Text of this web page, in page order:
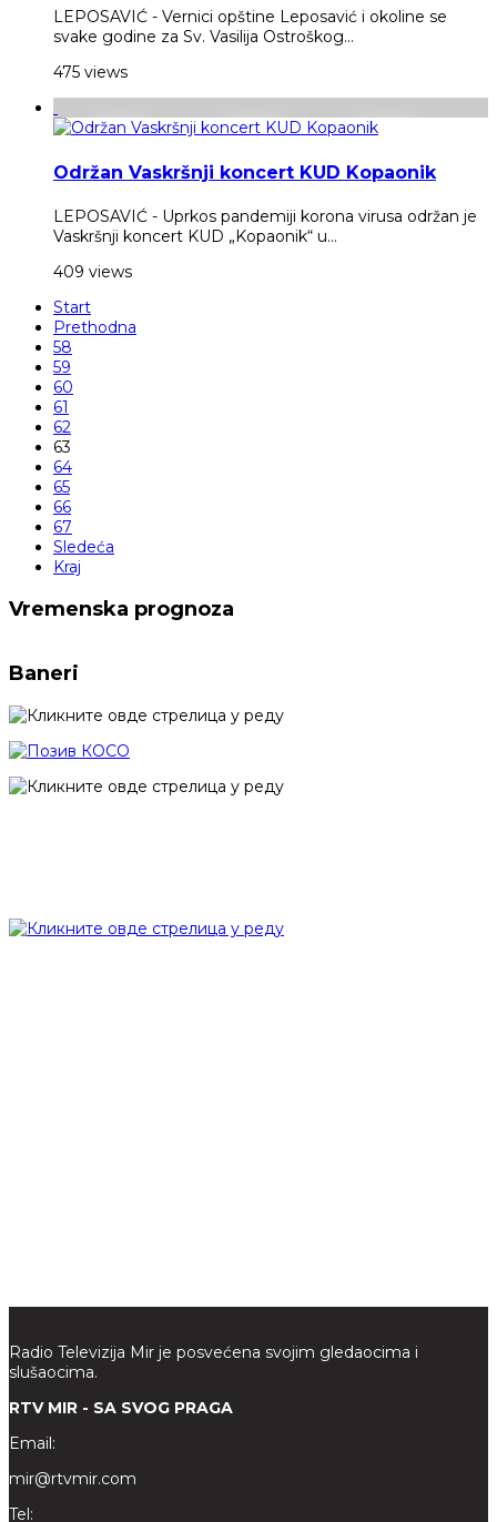
LEPOSAVIĆ - Vernici opštine Leposavić i okoline se
svake godine za Sv. Vasilija Ostroškog...
475 views
Održan Vaskršnji koncert KUD Kopaonik
LEPOSAVIĆ - Uprkos pandemiji korona virusa održan je
Vaskršnji koncert KUD „Kopaonik“ u...
409 views
Start
Prethodna
58
59
60
61
62
63
64
65
66
67
Sledeća
Kraj
Vremenska prognoza
Baneri
Radio Televizija Mir je posvećena svojim gledaocima i
slušaocima.
RTV MIR - SA SVOG PRAGA
Email:
mir@rtvmir.com
Tel: